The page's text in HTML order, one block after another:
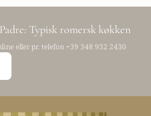
Typisk romersk køkken
eller pr. telefon +39 348 932 2430